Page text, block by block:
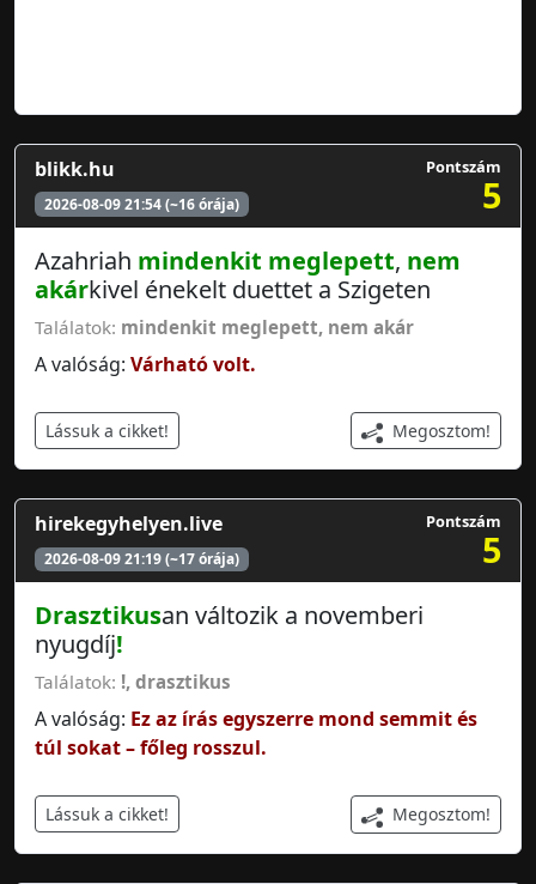
blikk.hu
2026-08-09 21:54 (~16 órája)
Pontszám
5
Azahriah mindenkit meglepett, nem
akárkivel énekelt duettet a Szigeten
Találatok: mindenkit meglepett, nem akár
A valóság: Várható volt.
Lássuk a cikket! Megosztom!
hirekegyhelyen.live
2026-08-09 21:19 (~17 órája)
Pontszám
5
Drasztikusan változik a novemberi
nyugdíj!
Találatok: !, drasztikus
A valóság: Ez az írás egyszerre mond semmit és
túl sokat – főleg rosszul.
Lássuk a cikket! Megosztom!